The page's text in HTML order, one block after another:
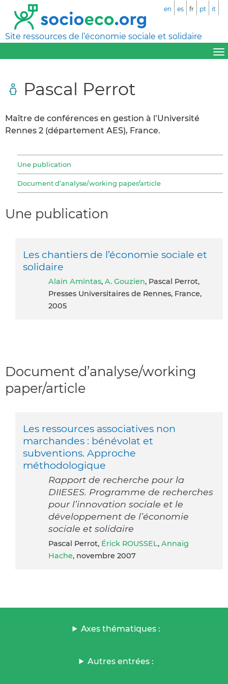
Site ressources de l’économie sociale et solidaire
en es fr pt it
Pascal Perrot
Maître de conférences en gestion à l’Université
Rennes 2 (département AES), France.
Une publication
Document d’analyse/working paper/article
Une publication
Les chantiers de l’économie sociale et
solidaire
Alain Amintas, A. Gouzien, Pascal Perrot,
Presses Universitaires de Rennes, France,
2005
Document d’analyse/working
paper/article
Les ressources associatives non
marchandes : bénévolat et
subventions. Approche
méthodologique
Rapport de recherche pour la
DIIESES. Programme de recherches
pour l’innovation sociale et le
développement de l’économie
sociale et solidaire
Pascal Perrot, Érick ROUSSEL, Annaïg
Hache, novembre 2007
Axes thématiques :
Autres entrées :